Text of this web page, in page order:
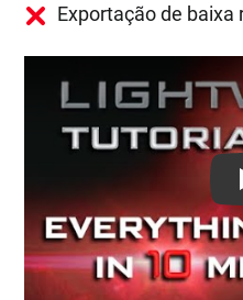
Exportação de baixa